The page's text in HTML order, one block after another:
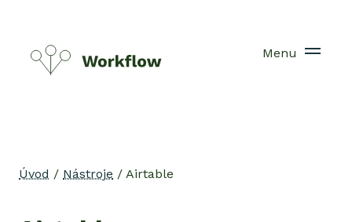
Menu
Úvod / Nástroje / Airtable